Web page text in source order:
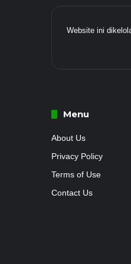
Website ini
Menu
About Us
Privacy Policy
Terms of Use
Contact Us